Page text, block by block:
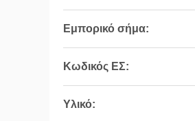
Εμπορικό σήμα:
Κωδικός ΕΣ:
Υλικό: